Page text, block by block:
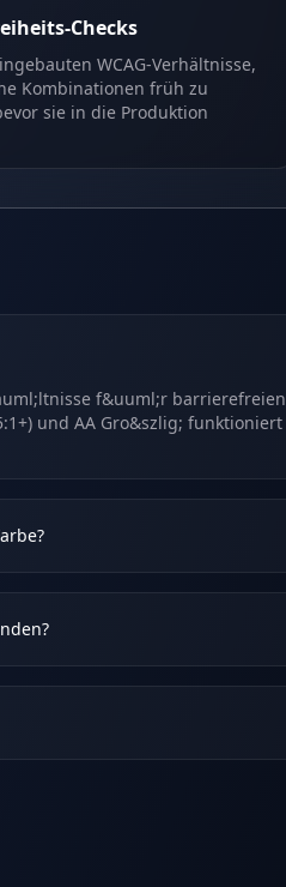
Checks
WCAG-Verhältnisse,
Kombinationen früh zu
sie in die Produktion
f&uuml;r barrierefreien
und AA Gro&szlig; funktioniert